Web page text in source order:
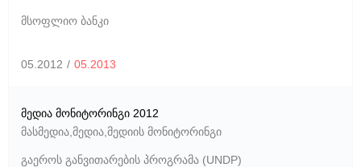
მსოფლიო ბანკი
05.2012 / 05.2013
მედია მონიტორინგი 2012
მასმედია მედია მედიის მონიტორინგი
გაეროს განვითარების პროგრამა (UNDP)